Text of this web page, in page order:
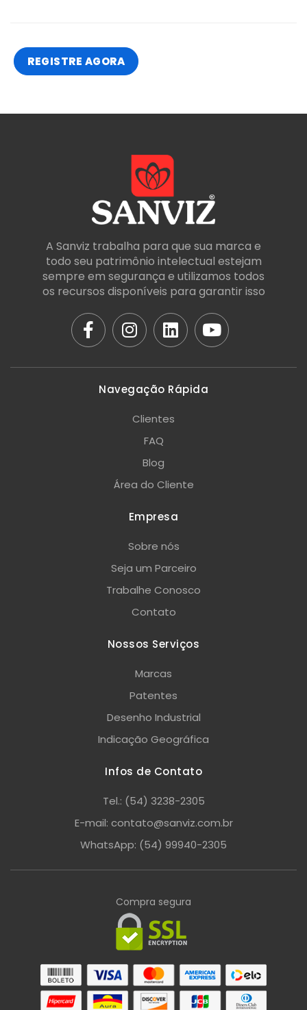
REGISTRE AGORA
A Sanviz trabalha para que sua marca e
todo seu patrimônio intelectual estejam
sempre em segurança e utilizamos todos
os recursos disponíveis para garantir isso
Navegação Rápida
Clientes
FAQ
Blog
Área do Cliente
Empresa
Sobre nós
Seja um Parceiro
Trabalhe Conosco
Contato
Nossos Serviços
Marcas
Patentes
Desenho Industrial
Indicação Geográfica
Infos de Contato
Tel.: (54) 3238-2305
E-mail: contato@sanviz.com.br
WhatsApp: (54) 99940-2305
Compra segura